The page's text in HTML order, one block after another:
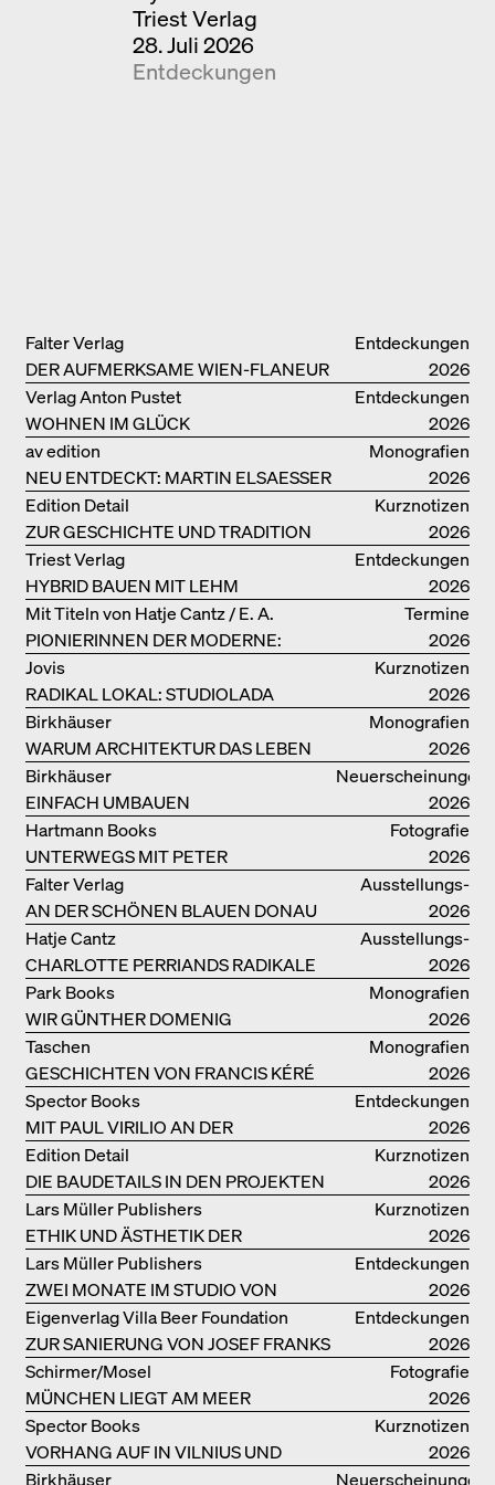
Triest Verlag
28. Juli 2026
Entdeckungen
Entdeckungen
DER AUFMERKSAME WIEN-FLANEUR
Falter Verlag
2026
Entdeckungen
WOHNEN IM GLÜCK
Verlag Anton Pustet
2026
Monografien
NEU ENTDECKT: MARTIN ELSAESSER
av edition
2026
Kurznotizen
ZUR GESCHICHTE UND TRADITION
VON LEHMBAUTEN
Edition Detail
2026
Entdeckungen
HYBRID BAUEN MIT LEHM
Triest Verlag
2026
Termine
PIONIERINNEN DER MODERNE:
DANKE FÜR DAS INTERESSE AN
UNSERER DRITTEN BÜCHERSOIRÉE!
Mit Titeln von Hatje Cantz / E. A.
Seemann / Promedia
2026
Kurznotizen
RADIKAL LOKAL: STUDIOLADA
Jovis
2026
Monografien
WARUM ARCHITEKTUR DAS LEBEN
VERBESSERN KANN: ANNA
HERINGER
Birkhäuser
2026
Neuerscheinungen
EINFACH UMBAUEN
Birkhäuser
2026
Fotografie
UNTERWEGS MIT PETER
BIALOBRZESKI
Hartmann Books
2026
Ausstellungs­
kataloge
AN DER SCHÖNEN BLAUEN DONAU
Falter Verlag
2026
Ausstellungs­
kataloge
CHARLOTTE PERRIANDS RADIKALE
IDEEN ZUM WOHNEN
Hatje Cantz
2026
Monografien
WIR GÜNTHER DOMENIG
Park Books
2026
Monografien
GESCHICHTEN VON FRANCIS KÉRÉ
Taschen
2026
Entdeckungen
MIT PAUL VIRILIO AN DER
ATLANTIKKÜSTE
Spector Books
2026
Kurznotizen
DIE BAUDETAILS IN DEN PROJEKTEN
VON HERZOG & DE MEURON
Edition Detail
2026
Kurznotizen
ETHIK UND ÄSTHETIK DER
LANDSCHAFT: ROBERTO BURLE
MARX
Lars Müller Publishers
2026
Entdeckungen
ZWEI MONATE IM STUDIO VON
OSCAR NIEMEYER AN DER
COPACABANA
Lars Müller Publishers
2026
Entdeckungen
ZUR SANIERUNG VON JOSEF FRANKS
VILLA BEER
Eigenverlag Villa Beer Foundation
2026
Fotografie
MÜNCHEN LIEGT AM MEER
Schirmer/Mosel
2026
Kurznotizen
VORHANG AUF IN VILNIUS UND
MINSK!
Spector Books
2026
Neuerscheinungen
Birkhäuser